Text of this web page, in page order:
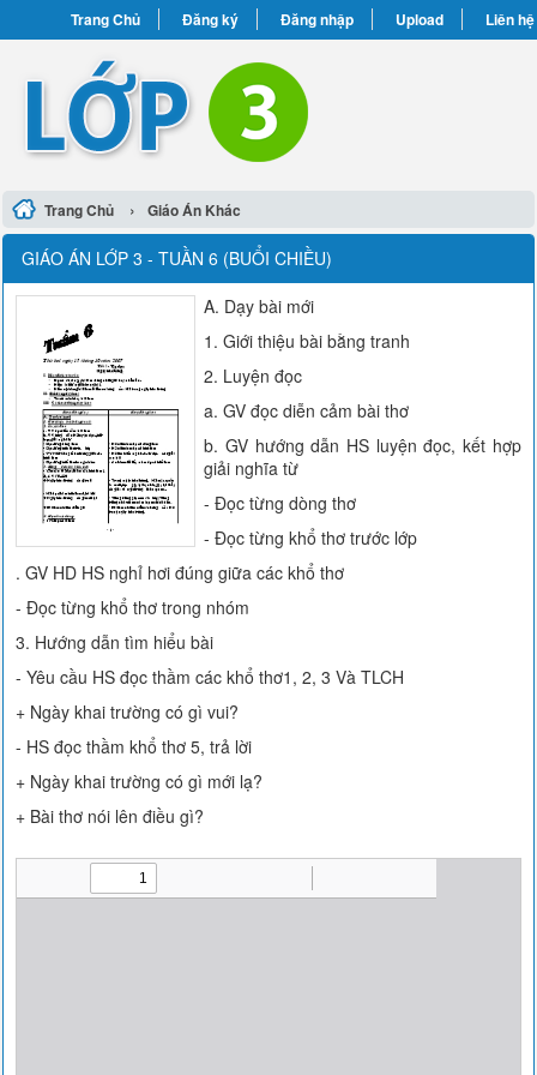
Trang Chủ Đăng ký Đăng nhập Upload Liên hệ
Trang Chủ › Giáo Án Khác
GIÁO ÁN LỚP 3 - TUẦN 6 (BUỔI CHIỀU)
A. Dạy bài mới
1. Giới thiệu bài bằng tranh
2. Luyện đọc
a. GV đọc diễn cảm bài thơ
b. GV hướng dẫn HS luyện đọc, kết hợp
giải nghĩa từ
- Đọc từng dòng thơ
- Đọc từng khổ thơ trước lớp
. GV HD HS nghỉ hơi đúng giữa các khổ thơ
- Đọc từng khổ thơ trong nhóm
3. Hướng dẫn tìm hiểu bài
- Yêu cầu HS đọc thầm các khổ thơ1, 2, 3 Và TLCH
+ Ngày khai trường có gì vui?
- HS đọc thầm khổ thơ 5, trả lời
+ Ngày khai trường có gì mới lạ?
+ Bài thơ nói lên điều gì?